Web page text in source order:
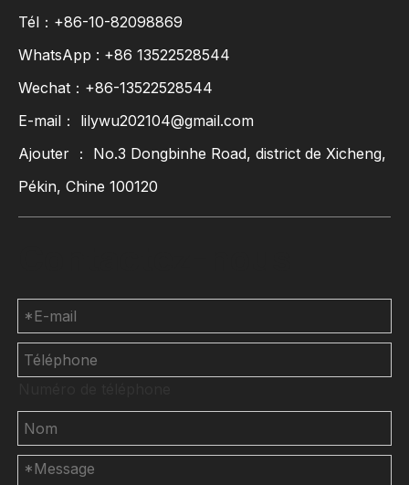
Tél：+86-10-82098869
WhatsApp : +86 13522528544
Wechat：+86-13522528544
E-mail： lilywu202104@gmail.com
Ajouter ： No.3 Dongbinhe Road, district de Xicheng,
Pékin, Chine 100120